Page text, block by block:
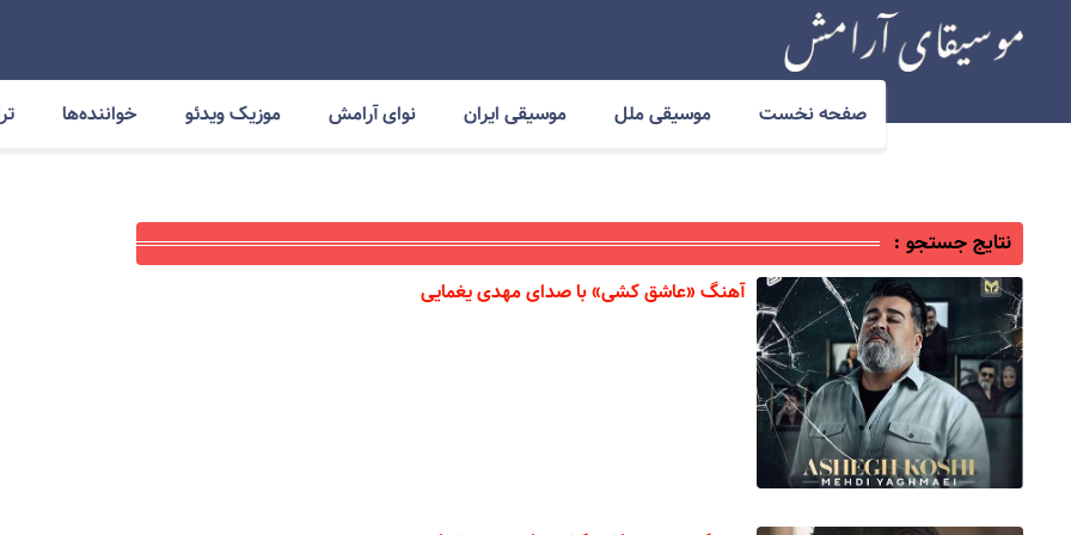
صفحه نخست موسیقی ملل موسیقی ایران نوای آرامش موزیک ویدئو خواننده‌ها
نتایج جستجو :
آهنگ «عاشق کشی» با صدای مهدی یغمایی